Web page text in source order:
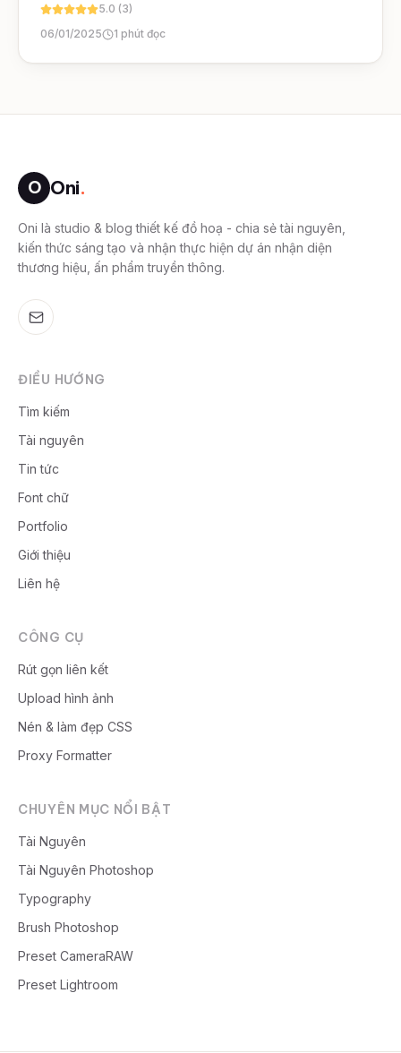
5.0 (3)
06/01/2025
1 phút đọc
O Oni.
Oni là studio & blog thiết kế đồ hoạ - chia sẻ tài nguyên,
kiến thức sáng tạo và nhận thực hiện dự án nhận diện
thương hiệu, ấn phẩm truyền thông.
ĐIỀU HƯỚNG
Tìm kiếm
Tài nguyên
Tin tức
Font chữ
Portfolio
Giới thiệu
Liên hệ
CÔNG CỤ
Rút gọn liên kết
Upload hình ảnh
Nén & làm đẹp CSS
Proxy Formatter
CHUYÊN MỤC NỔI BẬT
Tài Nguyên
Tài Nguyên Photoshop
Typography
Brush Photoshop
Preset CameraRAW
Preset Lightroom